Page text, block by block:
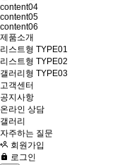
content04
content05
content06
제품소개
리스트형 TYPE01
리스트형 TYPE02
갤러리형 TYPE03
고객센터
공지사항
온라인 상담
갤러리
자주하는 질문
회원가입
로그인